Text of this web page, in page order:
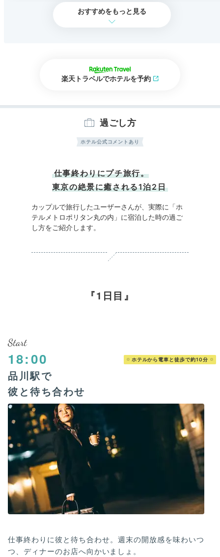
おすすめをもっと見る
楽天トラベルでホテルを予約
過ごし方
ホテル公式コメントあり
仕事終わりにプチ旅行。
東京の絶景に癒される1泊2日
カップルで旅行したユーザーさんが、実際に「ホ
テルメトロポリタン丸の内」に宿泊した時の過ご
し方をご紹介します。
1日目
Start
18:00 ホテルから電車と徒歩で約10分
品川駅で
彼と待ち合わせ
仕事終わりに彼と待ち合わせ。週末の開放感を味わいつ
つ、ディナーのお店へ向かいましょ。